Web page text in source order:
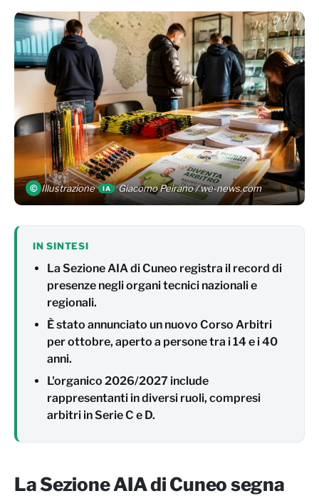
© Illustrazione IA Giacomo Peirano / we-news.com
IN SINTESI
La Sezione AIA di Cuneo registra il record di
presenze negli organi tecnici nazionali e
regionali.
È stato annunciato un nuovo Corso Arbitri
per ottobre, aperto a persone tra i 14 e i 40
anni.
L'organico 2026/2027 include
rappresentanti in diversi ruoli, compresi
arbitri in Serie C e D.
La Sezione AIA di Cuneo segna